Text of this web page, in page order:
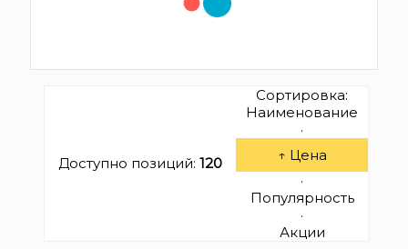
Доступно позиций: 120
Сортировка:
Наименование
·
↑ Цена
·
Популярность
·
Акции